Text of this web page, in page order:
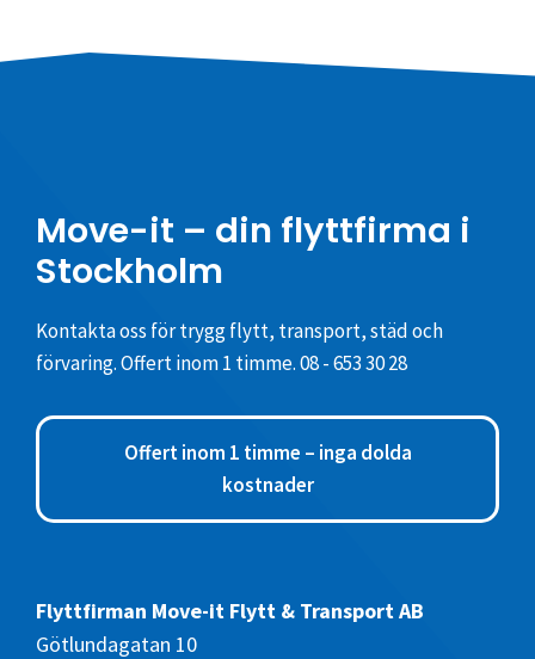
Move-it – din flyttfirma i
Stockholm
Kontakta oss för trygg flytt, transport, städ och
förvaring. Offert inom 1 timme.08 - 653 30 28
Offert inom 1 timme – inga dolda
kostnader
Flyttfirman Move-it Flytt & Transport AB
Götlundagatan 10